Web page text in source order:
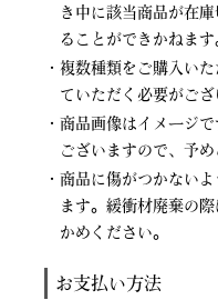
き中に該当商品が在
ることができかねます
・複数種類をご購入い
ていただく必要がござ
・商品画像はイメージ
ございますので、予め
・商品に傷がつかない
ます。緩衝材廃棄の
かめください。
お支払い方法